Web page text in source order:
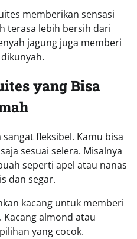
memberikan sensasi
terasa lebih bersih dari
jagung juga memberi
yang Bisa
fleksibel. Kamu bisa
sesuai selera. Misalnya
seperti apel atau nanas
dan segar.
kacang untuk memberi
almond atau
yang cocok.